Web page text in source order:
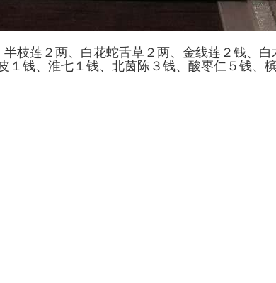
半枝莲２两、白花蛇舌草２两、金线莲２钱、
１钱、淮七１钱、北茵陈３钱、酸枣仁５钱、